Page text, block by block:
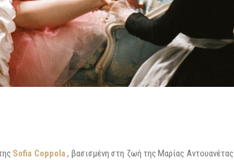
Sofia Coppola, βασισμένη στη ζωή της Μαρίας Αντουανέτας